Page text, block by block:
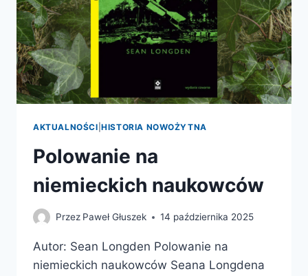
AKTUALNOŚCI |HISTORIA NOWOŻYTNA
Polowanie na
niemieckich naukowców
Przez Paweł Głuszek 14 października 2025
Autor: Sean Longden Polowanie na
niemieckich naukowców Seana Longdena